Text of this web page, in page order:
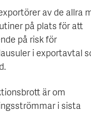
av de allra
på plats för att
på risk för
i exportavtal
är om
i sista